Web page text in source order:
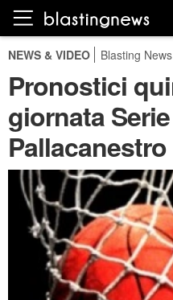
NEWS & VIDEO Blasting
Pronostici
giornata
Pallacanestro